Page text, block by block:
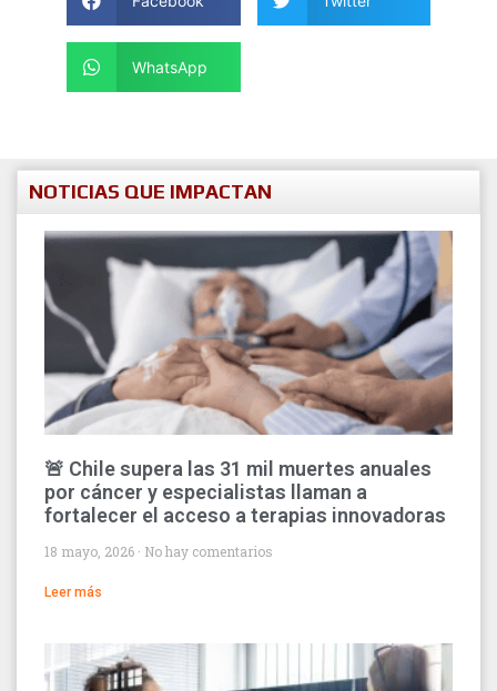
WhatsApp
NOTICIAS QUE IMPACTAN
🚨 Chile supera las 31 mil muertes anuales
por cáncer y especialistas llaman a
fortalecer el acceso a terapias innovadoras
18 mayo, 2026 No hay comentarios
Leer más